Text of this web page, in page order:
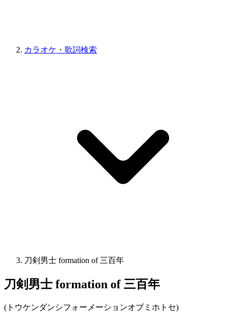
カラオケ・歌詞検索
刀剣男士 formation of 三百年
刀剣男士 formation of 三百年
( トウケンダンシフォーメーションオブミホトセ)